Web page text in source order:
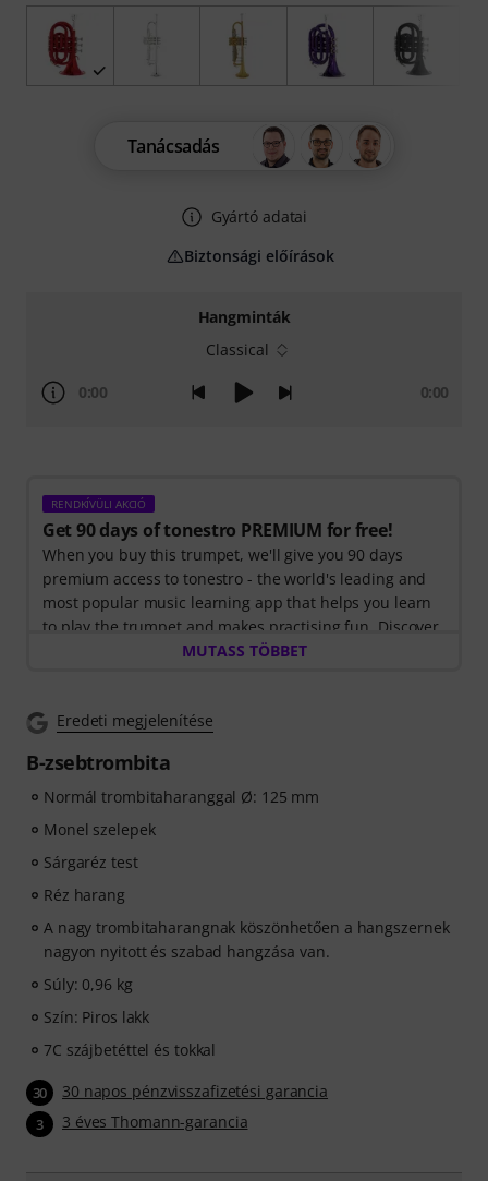
Hangminták
Classical
0:00 0:00
RENDKÍVÜLI AKCIÓ
Get 90 days of tonestro PREMIUM for free!
When you buy this trumpet, we'll give you 90 days
premium access to tonestro - the world's leading and
most popular music learning app that helps you learn
to play the trumpet and makes practising fun. Discover
the world of music with60 interactive step-by-step
The interactive live feedback from tonestro listens to
immediately gives you feedback on pitch and rhythm.
Take the opportunity now to develop your trumpet skills
flexibly, effectively and enjoyably - anytime, anywhere.
No automatic renewal!
MUTASS TÖBBET
Eredeti megjelenítése
B-zsebtrombita
Normál trombitaharanggal Ø: 125 mm
Monel szelepek
Sárgaréz test
Réz harang
A nagy trombitaharangnak köszönhetően a hangszernek
nagyon nyitott és szabad hangzása van.
Súly: 0,96 kg
Szín: Piros lakk
7C szájbetéttel és tokkal
30 30 napos pénzvisszafizetési garancia
3 3 éves Thomann-garancia
Tanácsadás
Gyártó adatai
Biztonsági előírások